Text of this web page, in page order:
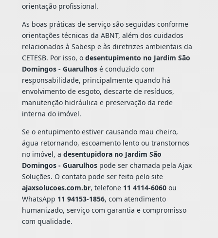
orientação profissional.
As boas práticas de serviço são seguidas conforme
orientações técnicas da ABNT, além dos cuidados
relacionados à Sabesp e às diretrizes ambientais da
CETESB. Por isso, o desentupimento no Jardim São
Domingos - Guarulhosé conduzido com
responsabilidade, principalmente quando há
envolvimento de esgoto, descarte de resíduos,
manutenção hidráulica e preservação da rede
interna do imóvel.
Se o entupimento estiver causando mau cheiro,
água retornando, escoamento lento ou transtornos
no imóvel, a desentupidora no Jardim São
Domingos - Guarulhospode ser chamada pela Ajax
Soluções. O contato pode ser feito pelo site
ajaxsolucoes.com.br, telefone 11 4114-6060ou
WhatsApp 11 94153-1856, com atendimento
humanizado, serviço com garantia e compromisso
com qualidade.